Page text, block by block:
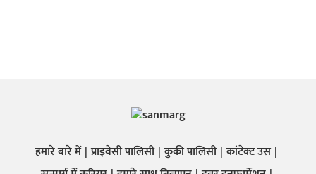
हमारे बारे में प्राइवेसी पालिसी कुकी पालिसी कांटेक्ट उस